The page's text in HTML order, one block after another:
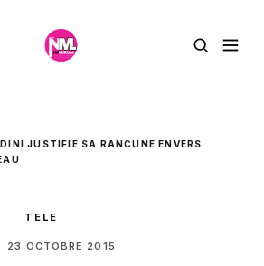
JUSTIFIE SA RANCUNE ENVERS
TELE
23 OCTOBRE 2015